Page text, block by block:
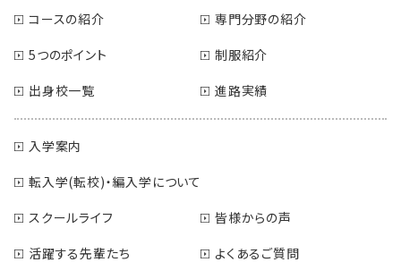
コースの紹介
専門分野の紹介
5つのポイント
制服紹介
出身校一覧
進路実績
入学案内
転入学(転校)・編入学について
スクールライフ
皆様からの声
活躍する先輩たち
よくあるご質問